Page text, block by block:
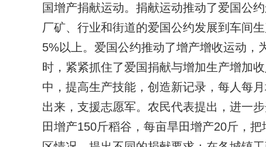
国增产捐献运动。捐献运动推动了爱国公
厂矿、行业和街道的爱国公约发展到车间
5%以上。爱国公约推动了增产增收运动
时，紧紧抓住了爱国捐献与增加生产增加
中，提高生产技能，创造新记录，每人每
出来，支援志愿军。农民代表提出，进一
田增产150斤稻谷，每亩旱田增产20斤，